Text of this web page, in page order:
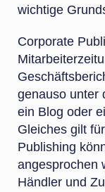
wichtige
Corporate
genauso unter
ein Blog oder
Gleiches gilt
Publishing
angesprochen
Händler und